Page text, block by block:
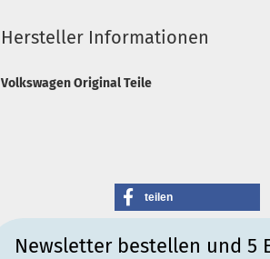
Hersteller Informationen
Volkswagen Original Teile
teilen
Newsletter bestellen und 5